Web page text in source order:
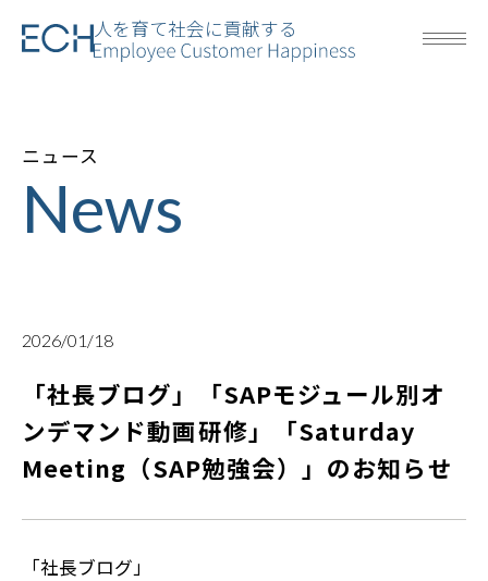
人を育て社会に貢献する
ニュース
News
2026/01/18
「社長ブログ」「SAPモジュール別オ
ンデマンド動画研修」「Saturday
Meeting（SAP勉強会）」のお知らせ
「社長ブログ」